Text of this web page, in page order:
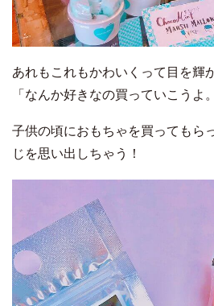
あれもこれもかわいくって目を輝
「なんか好きなの買っていこうよ
子供の頃におもちゃを買ってもら
じを思い出しちゃう！